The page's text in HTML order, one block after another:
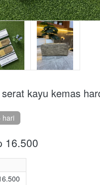
kayu kemas
hari
16.500